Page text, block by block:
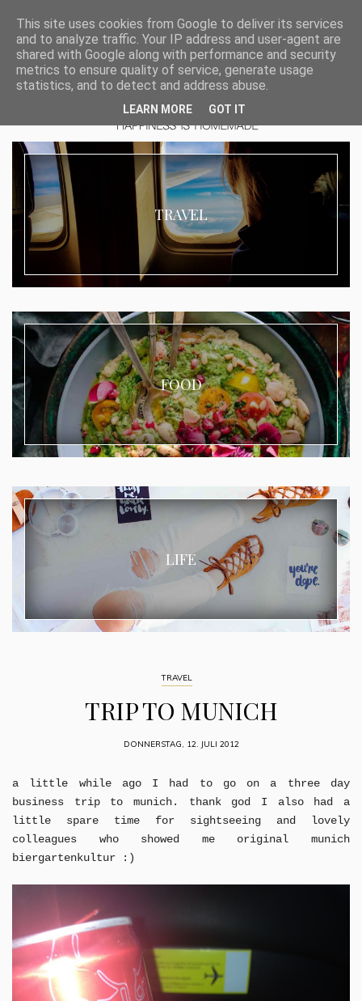
TRAVEL
FOOD
LIFE
TRAVEL
TRIP TO MUNICH
DONNERSTAG, 12. JULI 2012
a little while ago I had to go on a three day
business trip to munich. thank god I also had a
little spare time for sightseeing and lovely
colleagues who showed me original munich
biergartenkultur :)
This site uses cookies from Google to deliver its services
and to analyze traffic. Your IP address and user-agent are
shared with Google along with performance and security
metrics to ensure quality of service, generate usage
statistics, and to detect and address abuse.
LEARN MORE GOT IT